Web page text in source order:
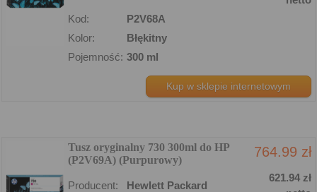
Kod:
P2V68A
Kolor:
Błękitny
Pojemność: 300 ml
Kup w sklepie internetowym
Tusz oryginalny 730 300ml do HP
(P2V69A) (Purpurowy)
764.99 zł
Producent: Hewlett Packard
621.94 zł